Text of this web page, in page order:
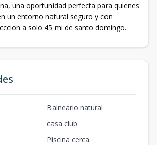
una oportunidad perfecta para quienes
un entorno natural seguro y con
a solo 45 mi de santo domingo.
Balneario natural
casa club
Piscina cerca